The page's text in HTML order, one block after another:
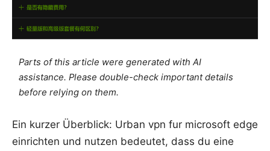
Parts of this article were generated with AI
assistance. Please double-check important details
before relying on them.
Ein kurzer Überblick: Urban vpn fur microsoft edge
einrichten und nutzen bedeutet, dass du eine